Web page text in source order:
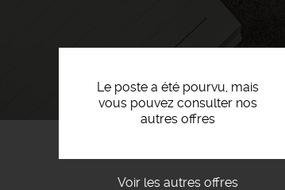
Le poste a été pourvu, mais
vous pouvez consulter nos
autres offres
Voir les autres offres